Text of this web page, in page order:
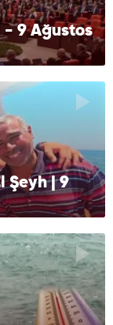
- 9 Ağustos
Şeyh | 9